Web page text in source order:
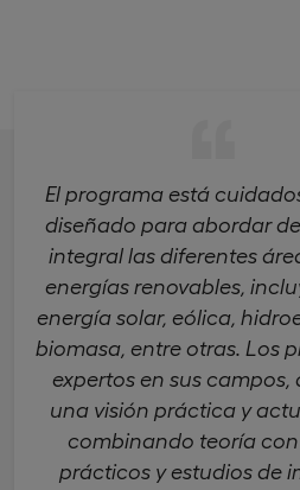
El programa está
diseñado para abordar
integral las diferentes
energías renovables,
energía solar, eólica,
biomasa, entre otras. Los
expertos en sus campos,
una visión práctica y
combinando teoría
prácticos y estudios de